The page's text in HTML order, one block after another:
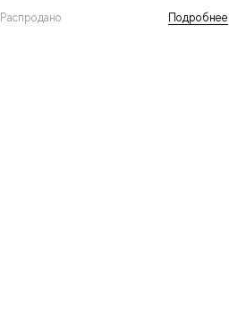
Распродано Подробнее